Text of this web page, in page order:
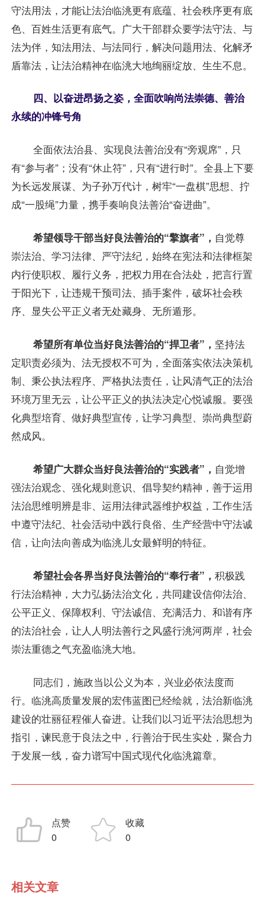
守法用法，才能让法治临洮更有底蕴、社会秩序更有底
色、百姓生活更有底气。广大干部群众要学法守法、与
法为伴，知法用法、与法同行，解决问题用法、化解矛
盾靠法，让法治精神在临洮大地绚丽绽放、生生不息。
四、以奋进昂扬之姿，全面吹响尚法崇德、善治
永续的冲锋号角
全面依法治县、实现良法善治没有“旁观席”，只
有“参与者”；没有“休止符”，只有“进行时”。全县上下要
为长远发展谋、为子孙万代计，树牢“一盘棋”思想、拧
成“一股绳”力量，携手奏响良法善治“奋进曲”。
希望领导干部当好良法善治的“擎旗者”， 自觉尊
崇法治、学习法律、严守法纪，始终在宪法和法律框架
内行使职权、履行义务，把权力用在合法处，把言行置
于阳光下，让违规干预司法、插手案件，破坏社会秩
序、显失公平正义者无处藏身、无所遁形。
希望所有单位当好良法善治的“捍卫者”， 坚持法
定职责必须为、法无授权不可为，全面落实依法决策机
制、秉公执法程序、严格执法责任，让风清气正的法治
环境万里无云，让公平正义的执法决定心悦诚服。要强
化典型培育、做好典型宣传，让学习典型、崇尚典型蔚
然成风。
希望广大群众当好良法善治的“实践者”， 自觉增
强法治观念、强化规则意识、倡导契约精神，善于运用
法治思维明辨是非、运用法律武器维护权益，工作生活
中遵守法纪、社会活动中践行良俗、生产经营中守法诚
信，让向法向善成为临洮儿女最鲜明的特征。
希望社会各界当好良法善治的“奉行者”， 积极践
行法治精神，大力弘扬法治文化，共同建设信仰法治、
公平正义、保障权利、守法诚信、充满活力、和谐有序
的法治社会，让人人明法善行之风盛行洮河两岸，社会
崇法重德之气充盈临洮大地。
同志们，施政当以公义为本，兴业必依法度而
行。临洮高质量发展的宏伟蓝图已经绘就，法治新临洮
建设的壮丽征程催人奋进。让我们以习近平法治思想为
指引，谏民意于良法之中，行善治于民生实处，聚合力
于发展一线，奋力谱写中国式现代化临洮篇章。
点赞
0
收藏
0
相关文章